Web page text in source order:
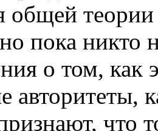
общей
пока никто
о том, как
авторитеты,
что